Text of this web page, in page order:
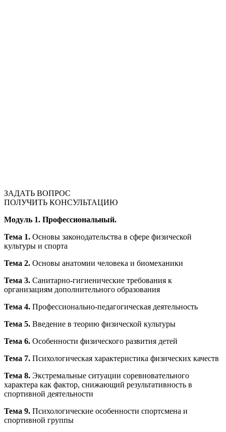
ЗАДАТЬ ВОПРОС
ПОЛУЧИТЬ КОНСУЛЬТАЦИЮ
Модуль 1. Профессиональный.
Тема 1. Основы законодательства в сфере физической
культуры и спорта
Тема 2. Основы анатомии человека и биомеханики
Тема 3. Санитарно-гигиенические требования к
организациям дополнительного образования
Тема 4. Профессионально-педагогическая деятельность
Тема 5. Введение в теорию физической культуры
Тема 6. Особенности физического развития детей
Тема 7. Психологическая характеристика физических качеств
Тема 8. Экстремальные ситуации соревновательного
характера как фактор, снижающий результативность в
спортивной деятельности
Тема 9. Психологические особенности спортсмена и
спортивной группы